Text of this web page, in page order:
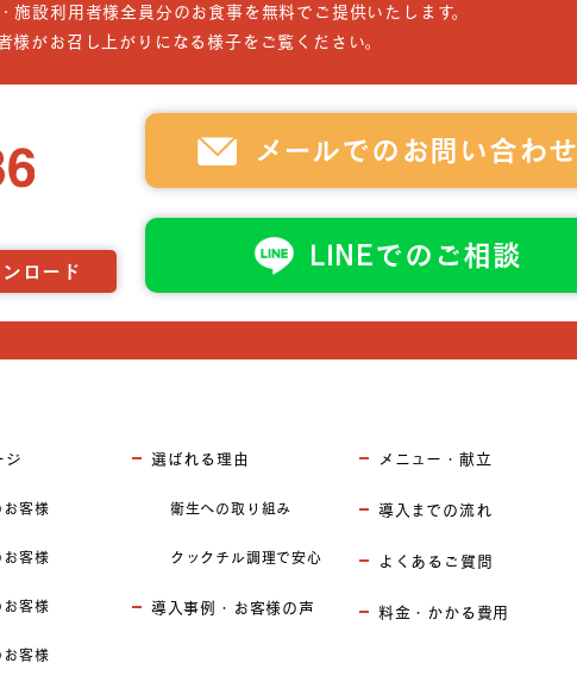
施設利用者様全員分のお食事を無料でご提供いたします。
様がお召し上がりになる様子をご覧ください。
ロード
メールでのお問い合わせ
LINEでのご相談
ジ
お客様
お客様
お客様
お客様
選ばれる理由
衛生への取り組み
クックチル調理で安心
導入事例・お客様の声
メニュー・献立
導入までの流れ
よくあるご質問
料金・かかる費用